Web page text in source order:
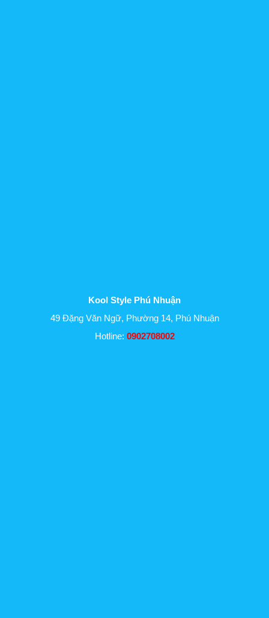
Kool Style Phú Nhuận
49 Đặng Văn Ngữ, Phường 14, Phú Nhuận
Hotline: 0902708002